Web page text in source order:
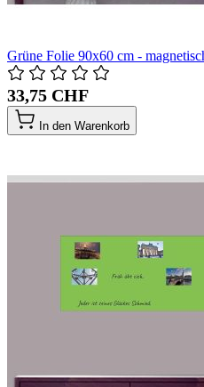
Grüne Folie 90x60 cm -
33,75 CHF
In den Warenkorb